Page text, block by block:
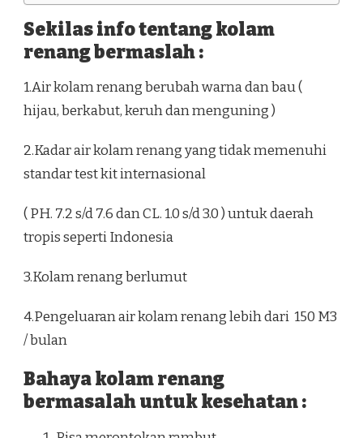
Sekilas info tentang kolam
renang bermaslah :
1.Air kolam renang berubah warna dan bau (
hijau, berkabut, keruh dan menguning )
2.Kadar air kolam renang yang tidak memenuhi
standar test kit internasional
( PH. 7.2 s/d 7.6 dan CL. 1.0 s/d 3.0 ) untuk daerah
tropis seperti Indonesia
3.Kolam renang berlumut
4.Pengeluaran air kolam renang lebih dari 150 M3
/ bulan
Bahaya kolam renang
bermasalah untuk kesehatan :